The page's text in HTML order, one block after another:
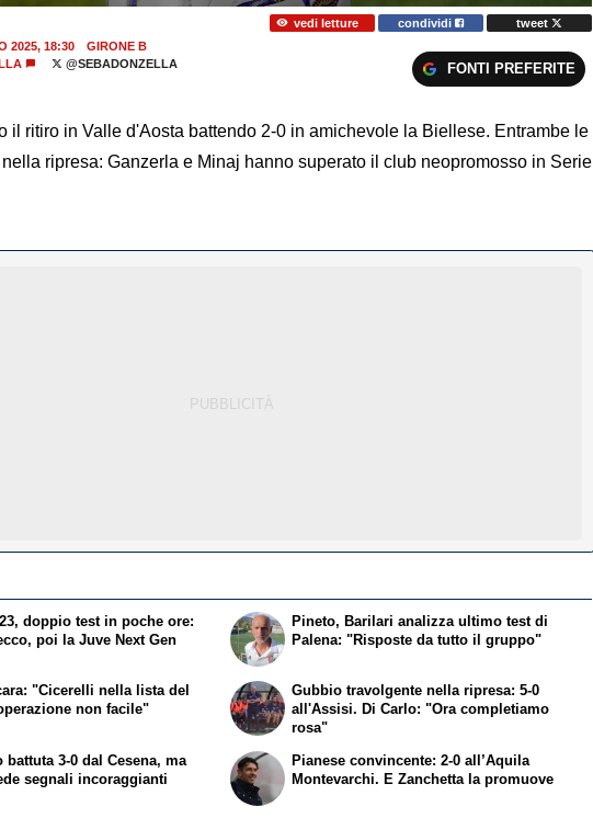
vedi letture condividi
tweet
2025, 18:30
GIRONE B
@SEBADONZELLA FONTI PREFERITE
il ritiro in Valle d'Aosta battendo 2-0 in amichevole la Biellese. Entrambe le
ripresa: Ganzerla e Minaj hanno superato il club neopromosso in Serie
doppio test in poche ore:
poi la Juve Next Gen
"Cicerelli nella lista del
non facile"
Pineto, Barilari analizza ultimo test di
Palena: "Risposte da tutto il gruppo"
Gubbio travolgente nella ripresa: 5-0
all'Assisi. Di Carlo: "Ora completiamo
rosa"
battuta 3-0 dal Cesena, ma
segnali incoraggianti
Pianese convincente: 2-0 all’Aquila
Montevarchi. E Zanchetta la promuove